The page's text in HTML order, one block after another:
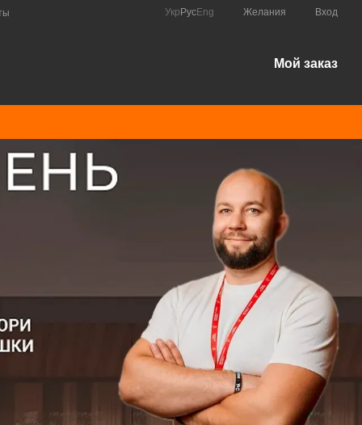
Укр РусEng Желания Вход
Мой заказ